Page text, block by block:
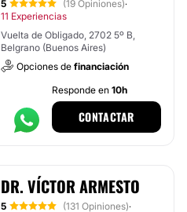
5 (19 Opiniones)·
11 Experiencias
Vuelta de Obligado, 2702 5º B,
Belgrano (Buenos Aires)
Opciones de financiación
Responde en 10h
CONTACTAR
DR. VÍCTOR ARMESTO
5 (131 Opiniones)·